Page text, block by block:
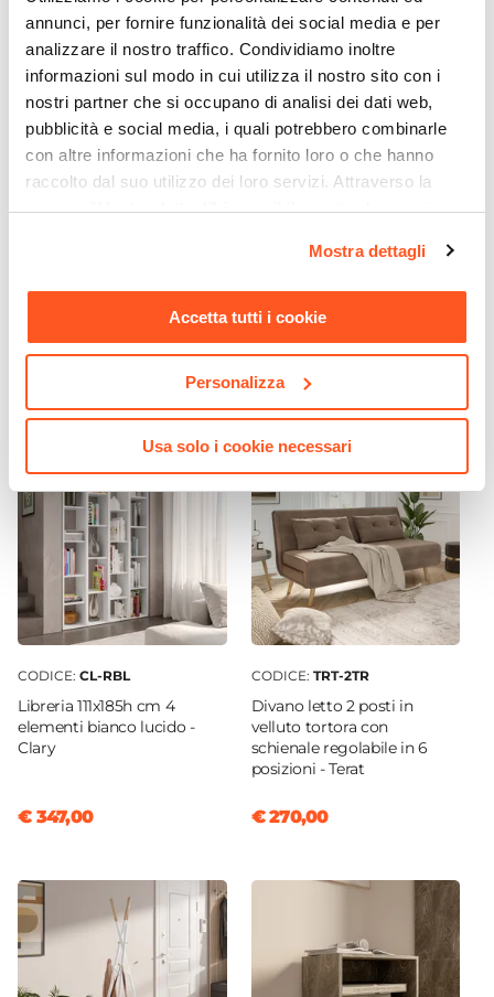
annunci, per fornire funzionalità dei social media e per
analizzare il nostro traffico. Condividiamo inoltre
informazioni sul modo in cui utilizza il nostro sito con i
nostri partner che si occupano di analisi dei dati web,
pubblicità e social media, i quali potrebbero combinarle
con altre informazioni che ha fornito loro o che hanno
raccolto dal suo utilizzo dei loro servizi. Attraverso la
sezione "Mostra dettagli" è possibile gestire le proprie
momento. Per maggiori informazioni si invita a leggere la
nostraCookie Policy.
Mostra dettagli
Accetta tutti i cookie
Personalizza
Usa solo i cookie necessari
Spessore Piano
38 mm
Numero Cassetti
1 cassetto
Reversibile
Si
Assemblato
Libreria 109x185h cm 3
€ 299,00
CODICE: CL-RBL
Libreria 111x185h cm 4
elementi bianco lucido -
Clary
€ 347,00
CODICE: TRT-2TR
Divano letto 2 posti in
velluto tortora con
schienale regolabile in 6
posizioni - Terat
€ 270,00